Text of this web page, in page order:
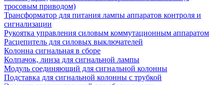
тросовым приводом)
Трансформатор для питания лампы аппаратов контроля и
сигнализации
Рукоятка управления силовым коммутационным аппаратом
Расцепитель для силовых выключателей
Колонна сигнальная в сборе
Колпачок, линза для сигнальной лампы
Модуль соединяющий для сигнальной колонны
Подставка для сигнальной колонны с трубкой